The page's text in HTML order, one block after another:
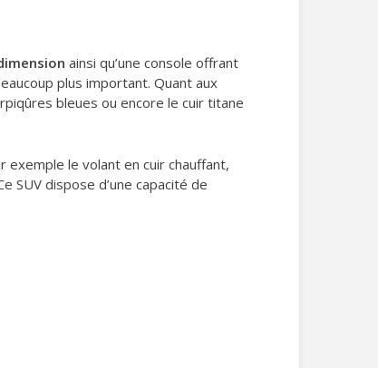
ainsi qu’une console offrant
plus important. Quant aux
bleues ou encore le cuir titane
le volant en cuir chauffant,
SUV dispose d’une capacité de